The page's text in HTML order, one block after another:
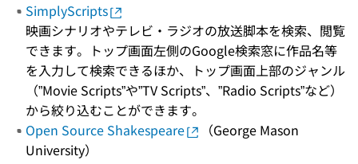
SimplyScripts
映画シナリオやテレビ・ラジオの放送脚本を検索、閲覧
できます。トップ画面左側のGoogle検索窓に作品名等
を入力して検索できるほか、トップ画面上部のジャンル
（”Movie Scripts”や”TV Scripts”、”Radio Scripts”など）
から絞り込むことができます。
Open Source Shakespeare
（George Mason
University）